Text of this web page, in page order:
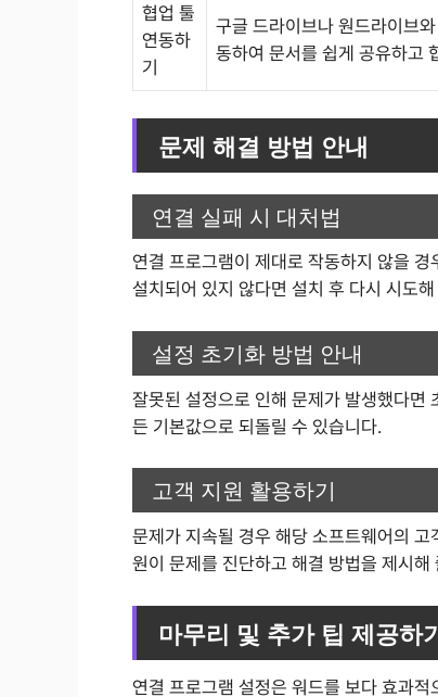
협업 툴
연동하
기
구글 드라이브나 원드라이브
동하여 문서를 쉽게 공유하고
문제 해결 방법 안내
연결 실패 시 대처법
연결 프로그램이 제대로 작동하지 않을
설치되어 있지 않다면 설치 후 다시 시도
설정 초기화 방법 안내
잘못된 설정으로 인해 문제가 발생했다면
든 기본값으로 되돌릴 수 있습니다.
고객 지원 활용하기
문제가 지속될 경우 해당 소프트웨어의
원이 문제를 진단하고 해결 방법을 제시해
마무리 및 추가 팁 제공하
연결 프로그램 설정은 워드를 보다 효과